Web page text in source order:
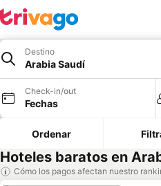
Destino
Arabia Saudí
Check-in/out
Fechas
Ordenar
Hoteles baratos en
Cómo los pagos afectan nuestro